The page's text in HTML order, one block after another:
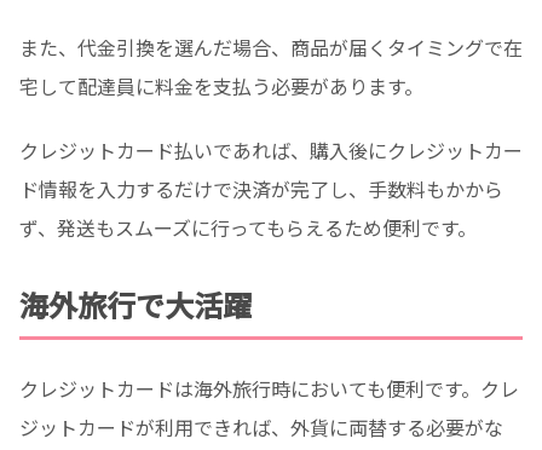
また、代金引換を選んだ場合、商品が届くタイミングで在
宅して配達員に料金を支払う必要があります。
クレジットカード払いであれば、購入後にクレジットカー
ド情報を入力するだけで決済が完了し、手数料もかから
ず、発送もスムーズに行ってもらえるため便利です。
海外旅行で大活躍
クレジットカードは海外旅行時においても便利です。クレ
ジットカードが利用できれば、外貨に両替する必要がな